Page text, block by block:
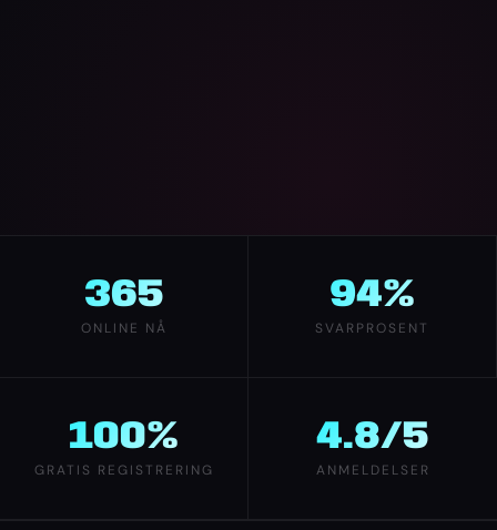
365
ONLINE NÅ
94%
SVARPROSENT
100%
GRATIS REGISTRERING
4.8/5
ANMELDELSER